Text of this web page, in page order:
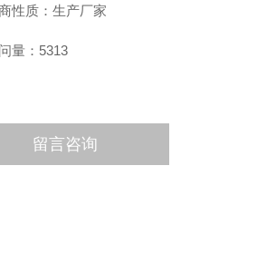
性质：生产厂家
量：5313
留言咨询